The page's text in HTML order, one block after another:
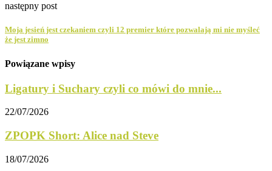
następny post
Moja jesień jest czekaniem czyli 12 premier które pozwalają mi nie myśleć
że jest zimno
Powiązane wpisy
Ligatury i Suchary czyli co mówi do mnie...
22/07/2026
ZPOPK Short: Alice nad Steve
18/07/2026